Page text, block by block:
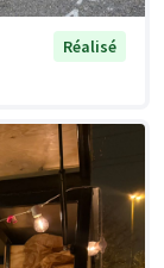
Réalisé